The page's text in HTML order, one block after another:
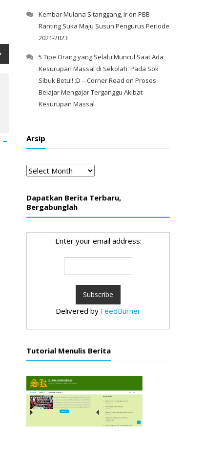
→
Kembar Mulana Sitanggang, Ir on PBB
Ranting Suka Maju Susun Pengurus Periode
2021-2023
5 Tipe Orang yang Selalu Muncul Saat Ada
Kesurupan Massal di Sekolah. Pada Sok
Sibuk Betul! :D – Corner Read on Proses
Belajar Mengajar Terganggu Akibat
Kesurupan Massal
Arsip
Arsip
Dapatkan Berita Terbaru,
Bergabunglah
Enter your email address:
Delivered by FeedBurner
Tutorial Menulis Berita